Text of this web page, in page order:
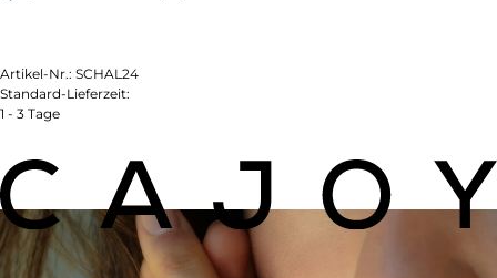
Artikel-Nr.: SCHAL24
Standard-Lieferzeit:
1 - 3 Tage